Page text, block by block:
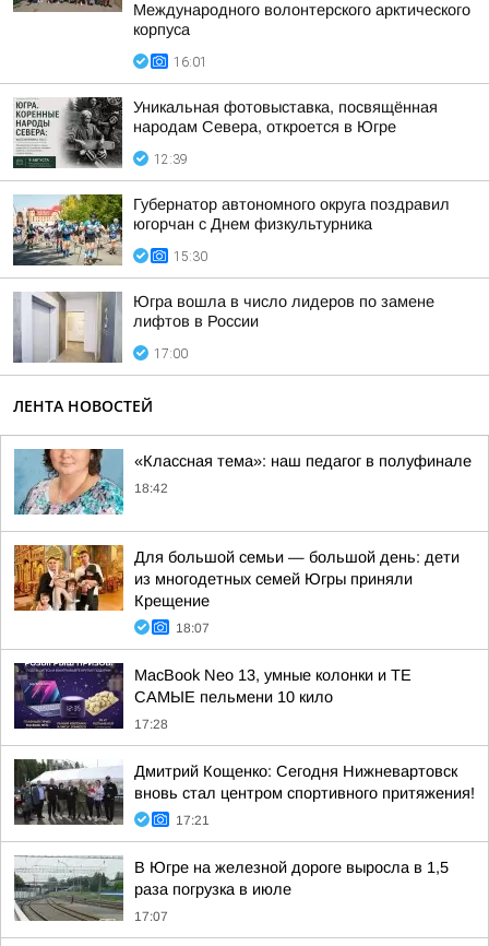
Международного волонтерского арктического
корпуса
16:01
Уникальная фотовыставка, посвящённая
народам Севера, откроется в Югре
12:39
Губернатор автономного округа поздравил
югорчан с Днем физкультурника
15:30
Югра вошла в число лидеров по замене
лифтов в России
17:00
ЛЕНТА НОВОСТЕЙ
«Классная тема»: наш педагог в полуфинале
18:42
Для большой семьи — большой день: дети
из многодетных семей Югры приняли
Крещение
18:07
MacBook Neo 13, умные колонки и ТЕ
САМЫЕ пельмени 10 кило
17:28
Дмитрий Кощенко: Сегодня Нижневартовск
вновь стал центром спортивного притяжения!
17:21
В Югре на железной дороге выросла в 1,5
раза погрузка в июле
17:07